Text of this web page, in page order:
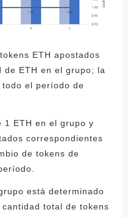
ETH apostados
ETH en el grupo; la
el período de
1 ETH en el grupo y
correspondientes
de tokens de
está determinado
total de tokens